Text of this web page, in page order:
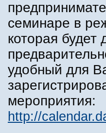
семинаре в
которая будет
удобный для
мероприятия:
http://